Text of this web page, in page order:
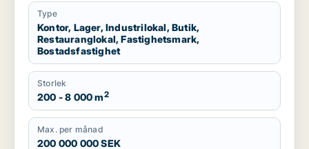
Type
Kontor, Lager, Industrilokal, Butik,
Restauranglokal, Fastighetsmark,
Bostadsfastighet
Storlek
200 - 8 000 m2
Max. per månad
200 000 000 SEK